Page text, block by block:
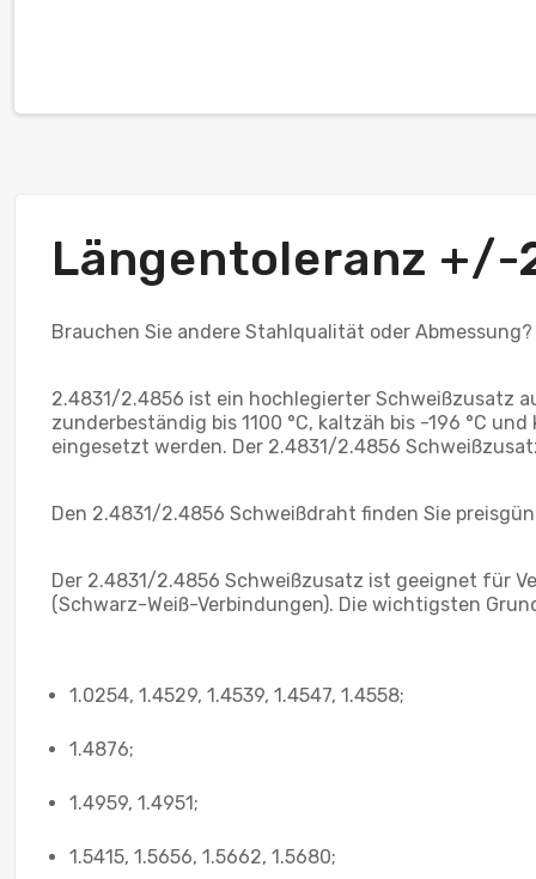
Längentoleranz +/-
Brauchen Sie andere Stahlqualität oder
2.4831/2.4856 ist ein hochlegierter Schweißzusatz
zunderbeständig bis 1100 °C, kaltzäh bis -196 °C
eingesetzt werden. Der 2.4831/2.4856
Den 2.4831/2.4856 Schweißdraht finden Sie
Der 2.4831/2.4856 Schweißzusatz ist geeignet für
(Schwarz-Weiß-Verbindungen). Die wichtigsten
1.0254, 1.4529, 1.4539, 1.4547, 1.4558;
1.4876;
1.4959, 1.4951;
1.5415, 1.5656, 1.5662, 1.5680;